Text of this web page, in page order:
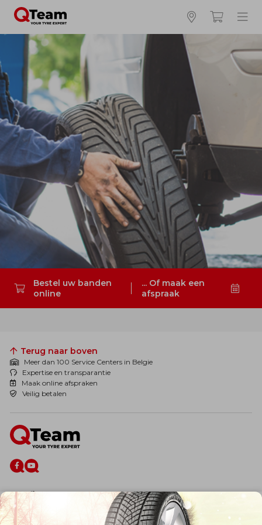
Bestel uw banden
online
... Of maak een
afspraak
Kies en bestel uw banden online
Waar vind ik mijn bandenmaat?
Zomerbanden
4 seizoenen
Winterbanden
Breedte *
Hoogte *
Inch *
Terug naar boven
Meer dan 100 Service Centers in Belgie
Expertise en transparantie
Maak online afspraken
Veilig betalen
De firma
Wie zijn wij?
Blog